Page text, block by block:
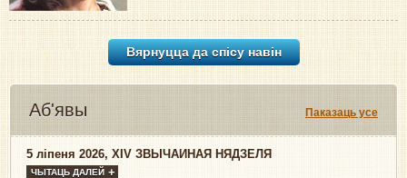
Вярнуцца да спісу навiн
Паказаць усе
Аб'явы
5 ліпеня 2026, XIV ЗВЫЧАЙНАЯ НЯДЗЕЛЯ
ЧЫТАЦЬ ДАЛЕЙ